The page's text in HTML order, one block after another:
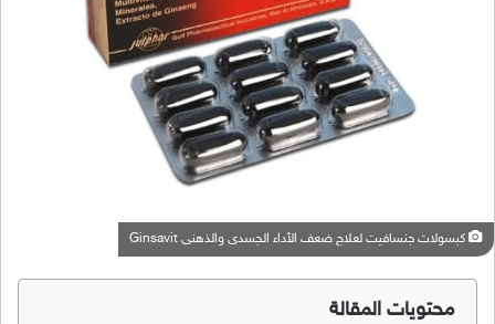
كبسولات جنسافيت لعلاج ضعف الأداء الجسدى والذهنى Ginsavit
محتويات المقالة